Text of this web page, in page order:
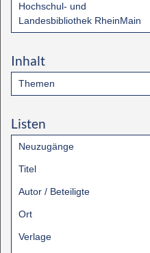
Hochschul- und
Landesbibliothek RheinMain
Inhalt
Themen
Listen
Neuzugänge
Titel
Autor / Beteiligte
Ort
Verlage